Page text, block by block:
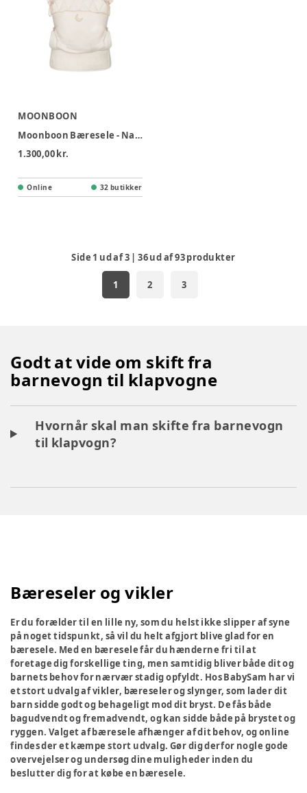
MOONBOON
Moonboon Bæresele - Natur
1.300,00 kr.
Online 32 butikker
Side 1 ud af3 |36ud af93produkter
1 2 3
Godt at vide om skift fra
barnevogn til klapvogne
Hvornår skal man skifte fra barnevogn
til klapvogn?
Bæreseler og vikler
Er du forælder til en lille ny, som du helst ikke slipper af syne
på noget tidspunkt, så vil du helt afgjort blive glad for en
bæresele. Med en bæresele får du hænderne fri til at
foretage dig forskellige ting, men samtidig bliver både dit og
barnets behov for nærvær stadig opfyldt. Hos BabySam har vi
et stort udvalg af vikler, bæreseler og slynger, som lader dit
barn sidde godt og behageligt mod dit bryst. De fås både
bagudvendt og fremadvendt, og kan sidde både på brystet og
ryggen. Valget af bæresele afhænger af dit behov, og online
findes der et kæmpe stort udvalg. Gør dig derfor nogle gode
overvejelser og undersøg dine muligheder inden du
beslutter dig for at købe en bæresele.